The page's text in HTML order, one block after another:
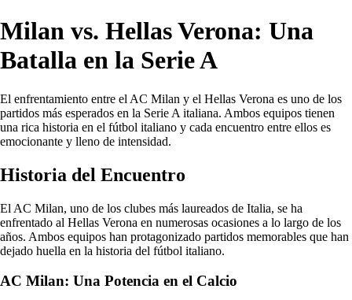
Milan vs. Hellas Verona: Una
Batalla en la Serie A
El enfrentamiento entre el AC Milan y el Hellas Verona es uno de los
partidos más esperados en la Serie A italiana. Ambos equipos tienen
una rica historia en el fútbol italiano y cada encuentro entre ellos es
emocionante y lleno de intensidad.
Historia del Encuentro
El AC Milan, uno de los clubes más laureados de Italia, se ha
enfrentado al Hellas Verona en numerosas ocasiones a lo largo de los
años. Ambos equipos han protagonizado partidos memorables que han
dejado huella en la historia del fútbol italiano.
AC Milan: Una Potencia en el Calcio